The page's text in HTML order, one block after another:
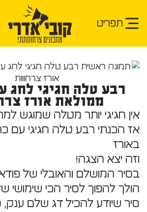
תפריט
רבע טלה חגיגי לחג
ממולאת אורז
אין חגיגי יותר מטלה שמוגש
אז הכנתי רבע טלה חגיגי עם
באורז
וזה יצא הצגה!
בסיר המושלם והאובלי של
הולך להפוך לסיר הכי שימושי
סיר שיודע להכיל דג שלם ענק,